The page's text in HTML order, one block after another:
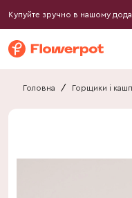
Купуйте зручно в нашому
Головна / Горщики і